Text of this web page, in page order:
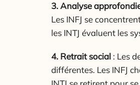
3. Analyse
Les INFJ se
les INTJ évaluent les
4. Retrait social : Les
différentes. Les INFJ